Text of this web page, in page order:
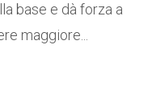
base e dà forza a
maggiore...